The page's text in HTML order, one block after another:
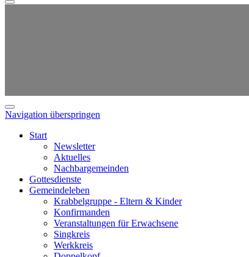
Navigation überspringen
Start
Newsletter
Aktuelles
Nachbargemeinden
Gottesdienste
Gemeindeleben
Krabbelgruppe - Eltern & Kinder
Konfirmanden
Veranstaltungen für Erwachsene
Singkreis
Werkkreis